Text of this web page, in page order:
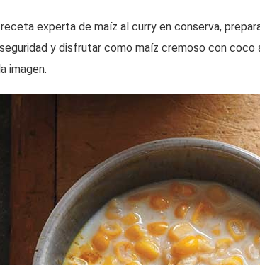
experta de maíz al curry en conserva,
y disfrutar como maíz cremoso con coco
imagen.